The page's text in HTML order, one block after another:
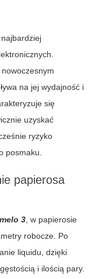
najbardziej
na jej wydajność i
się
uzyskać
ryzyko
posmaku.
papierosa
3, w papierosie
robocze. Po
liquidu, dzięki
i ilością pary.